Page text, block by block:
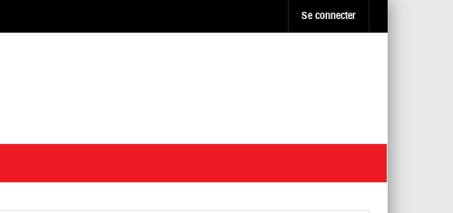
Se connecter